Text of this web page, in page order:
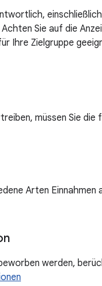
Sie auf die
Ihre Zielgruppe
müssen Sie
Arten Einnahmen
werden,